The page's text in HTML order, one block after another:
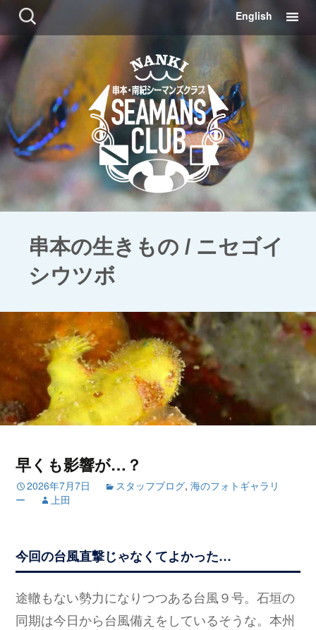
検
索:
コ
ン
ツ
に
English
串本の生きもの / ニセゴイ
シウツボ
早くも影響が…？
2026年7月7日 スタッフブログ,海のフォトギャラリ
ー
上田
今回の台風直撃じゃなくてよかった…
途轍もない勢力になりつつある台風９号。石垣の
同期は今日から台風備えをしているそうな。本州